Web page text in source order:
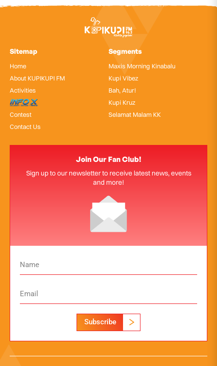
Sitemap
Home
About KUPIKUPI FM
Activities
InfoX
Contest
Contact Us
Segments
Maxis Morning Kinabalu
Kupi Vibez
Bah, Atur!
Kupi Kruz
Selamat Malam KK
Join Our Fan Club!
Sign up to our newsletter to receive latest news, events
and more!
Subscribe